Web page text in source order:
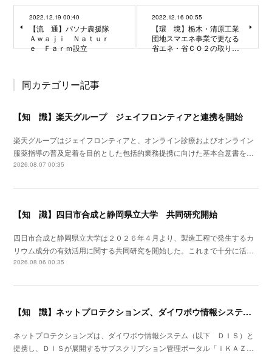
2022.12.19 00:40
【流 通】パソナ農援隊
Ａｗａｊｉ Ｎａｔｕｒ
ｅ Ｆａｒｍ設立
2022.12.16 00:55
【環 境】栃木・清原工業
団地スマエネ事業で更なる
省エネ・省ＣＯ２の取り…
同カテゴリー記事
【知 識】楽天グループ ジェイフロンティアと連携を開始
楽天グループはジェイフロンティアと、オンライン診療およびオンライン
服薬指導の普及定着を目的とした包括的業務提携に向けた基本合意書を…
2026.08.07 00:35
【知 識】四日市合成と静岡県立大学 共同研究開始
四日市合成と静岡県立大学は２０２６年４月より、製造工程で発生するカ
リウム成分の有効活用に関する共同研究を開始した。これまで十分に活…
2026.08.06 00:35
【知 識】ネットプロテクションズ、ダイワボウ情報システムと提携開始
ネットプロテクションズは、ダイワボウ情報システム（以下 ＤＩＳ）と
提携し、ＤＩＳが展開するサブスクリプション管理ポータル「ｉＫＡＺ…